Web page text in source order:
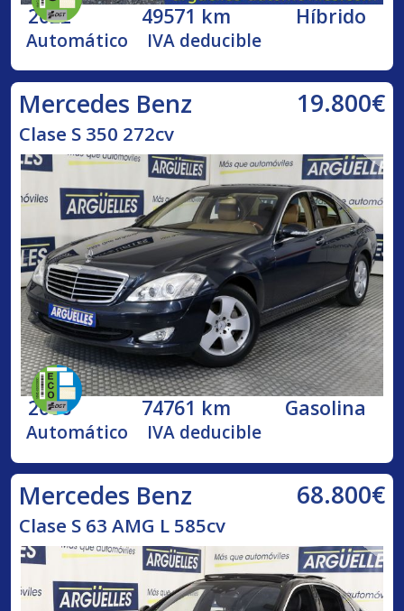
2022 49571 km Híbrido
Automático IVA deducible
Mercedes Benz 19.800€
Clase S 350 272cv
2006 74761 km Gasolina
Automático IVA deducible
Mercedes Benz 68.800€
Clase S 63 AMG L 585cv